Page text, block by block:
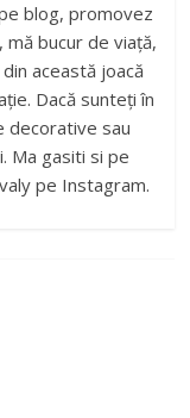
blog, promovez
mă bucur de viață,
această joacă
Dacă sunteți în
decorative sau
Ma gasiti si pe
pe Instagram.